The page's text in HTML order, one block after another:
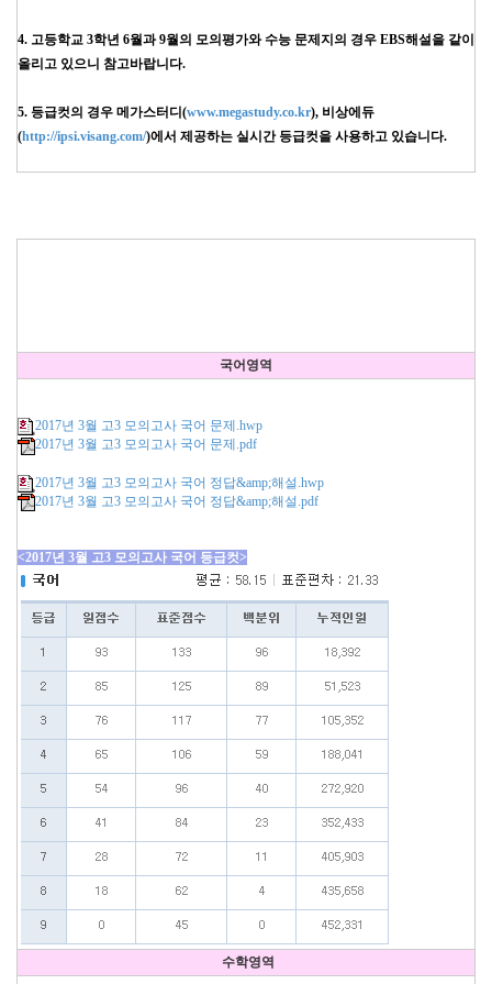
4. 고등학교 3학년 6월과 9월의 모의평가와 수능 문제지의 경우 EBS해설을 같이
올리고 있으니 참고바랍니다.
5. 등급컷의 경우 메가스터디(www.megastudy.co.kr), 비상에듀
(http://ipsi.visang.com/)에서 제공하는 실시간 등급컷을 사용하고 있습니다.
국어영역
2017년 3월 고3 모의고사 국어 문제.hwp
2017년 3월 고3 모의고사 국어 문제.pdf
2017년 3월 고3 모의고사 국어 정답&amp;해설.hwp
2017년 3월 고3 모의고사 국어 정답&amp;해설.pdf
<2017년 3월 고3 모의고사 국어 등급컷>
수학영역